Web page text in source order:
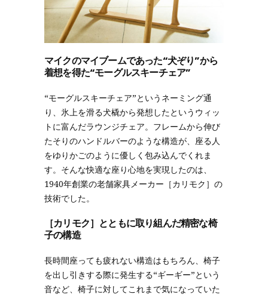
マイクのマイブームであった“犬ぞり”から
着想を得た“モーグルスキーチェア”
“モーグルスキーチェア”というネーミング通
り、氷上を滑る犬橇から発想したというウィッ
トに富んだラウンジチェア。フレームから伸び
たそりのハンドルバーのような構造が、座る人
をゆりかごのように優しく包み込んでくれま
す。そんな快適な座り心地を実現したのは、
1940年創業の老舗家具メーカー［カリモク］の
技術でした。
［カリモク］とともに取り組んだ精密な椅
子の構造
長時間座っても疲れない構造はもちろん、椅子
を出し引きする際に発生する“ギーギー”という
音など、椅子に対してこれまで気になっていた